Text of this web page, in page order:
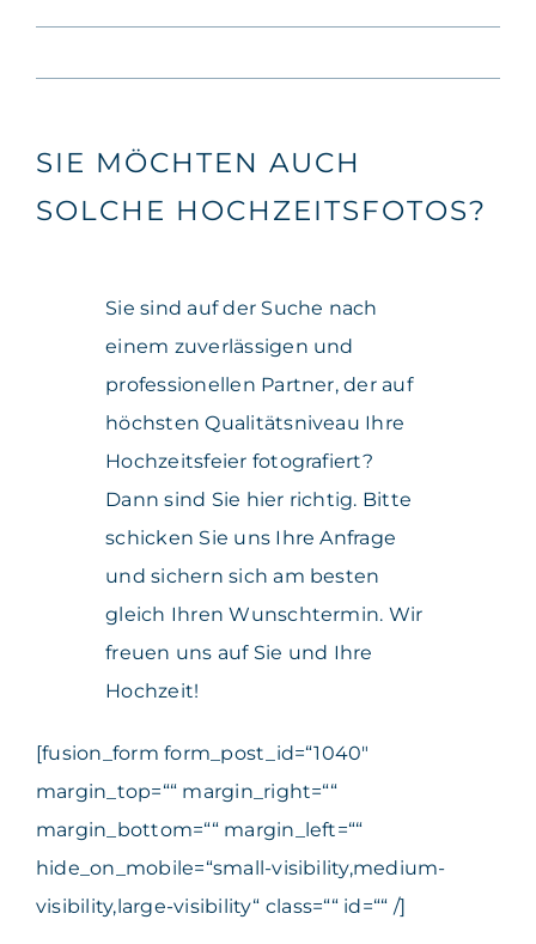
SIE MÖCHTEN AUCH
SOLCHE HOCHZEITSFOTOS?
Sie sind auf der Suche nach
einem zuverlässigen und
professionellen Partner, der auf
höchsten Qualitätsniveau Ihre
Hochzeitsfeier fotografiert?
Dann sind Sie hier richtig. Bitte
schicken Sie uns Ihre Anfrage
und sichern sich am besten
gleich Ihren Wunschtermin. Wir
freuen uns auf Sie und Ihre
Hochzeit!
[fusion_form form_post_id=“1040″
margin_top=““ margin_right=““
margin_bottom=““ margin_left=““
hide_on_mobile=“small-visibility,medium-
visibility,large-visibility“ class=““ id=““ /]